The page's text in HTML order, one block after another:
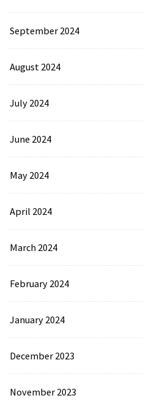
September 2024
August 2024
July 2024
June 2024
May 2024
April 2024
March 2024
February 2024
January 2024
December 2023
November 2023